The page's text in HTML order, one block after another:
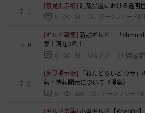
1
[意見掲示板]制裁措置における透明
0 84 浅井ジークフリード配
0
[ギルド募集]新設ギルド 「
集！現在3名！
0 88 いなドン 11 時間前
0
[意見掲示板]
「ねんどろいど ウサ
報・情報開示について（提案）
0 106 浅井ジークフリード